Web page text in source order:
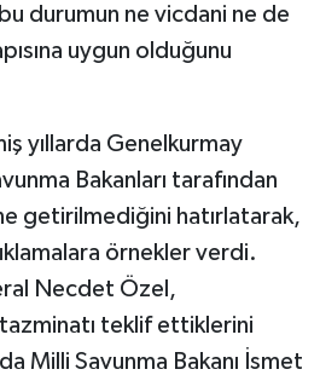
durumun ne vicdani ne de
uygun olduğunu
yıllarda Genelkurmay
Bakanları tarafından
getirilmediğini hatırlatarak,
örnekler verdi.
Necdet Özel,
teklif ettiklerini
Milli Savunma Bakanı İsmet